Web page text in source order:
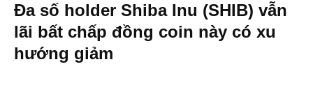
Đa số holder Shiba Inu (SHIB) vẫn
lãi bất chấp đồng coin này có xu
hướng giảm